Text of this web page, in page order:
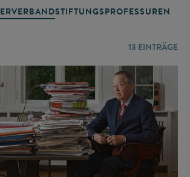
STIFTUNGSPROFESSUREN
13 EINTRÄGE